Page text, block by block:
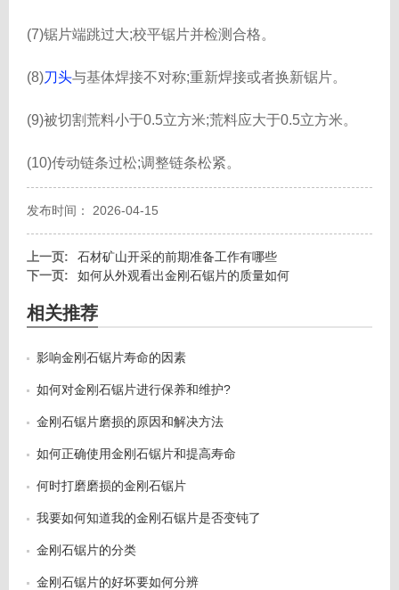
(7)锯片端跳过大;校平锯片并检测合格。
(8)刀头与基体焊接不对称;重新焊接或者换新锯片。
(9)被切割荒料小于0.5立方米;荒料应大于0.5立方米。
(10)传动链条过松;调整链条松紧。
发布时间： 2026-04-15
上一页:
石材矿山开采的前期准备工作有哪些
下一页:
如何从外观看出金刚石锯片的质量如何
相关推荐
影响金刚石锯片寿命的因素
如何对金刚石锯片进行保养和维护?
金刚石锯片磨损的原因和解决方法
如何正确使用金刚石锯片和提高寿命
何时打磨磨损的金刚石锯片
我要如何知道我的金刚石锯片是否变钝了
金刚石锯片的分类
金刚石锯片的好坏要如何分辨